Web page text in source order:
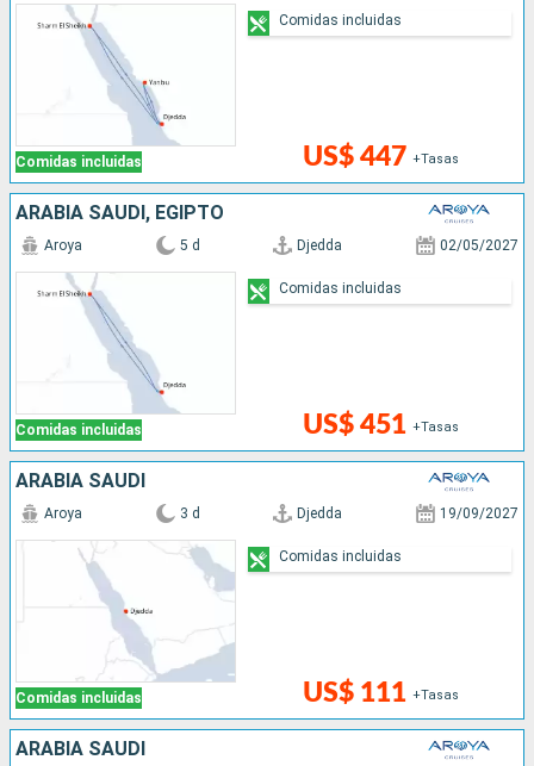
Comidas incluidas US$ 447 +Tasas
Comidas incluidas
ARABIA SAUDÍ, EGIPTO
Comidas incluidas
Aroya 5 d Djedda 02/05/2027
US$ 451 +Tasas
Comidas incluidas
ARABIA SAUDÍ
Comidas incluidas
Aroya 3 d Djedda 19/09/2027
US$ 111 +Tasas
Comidas incluidas
ARABIA SAUDÍ